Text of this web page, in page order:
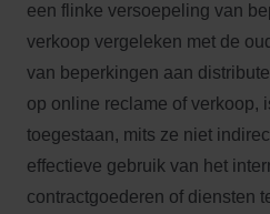
een flinke versoepeling van
verkoop vergeleken met de
van beperkingen aan
op online reclame of verkoop,
toegestaan, mits ze niet
effectieve gebruik van het
contractgoederen of diensten